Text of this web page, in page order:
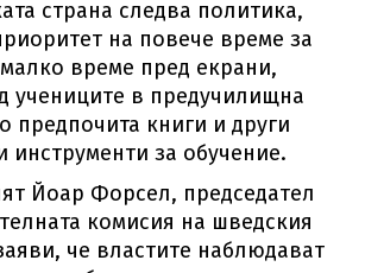
страна следва политика,
на повече време за
време пред екрани,
учениците в предучилищна
предпочита книги и други
инструменти за обучение.
Йоар Форсел, председател
комисия на шведския
че властите наблюдават